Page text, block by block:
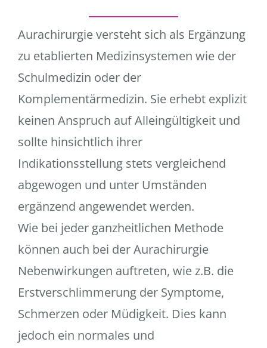
Aurachirurgie versteht sich als Ergänzung
zu etablierten Medizinsystemen wie der
Schulmedizin oder der
Komplementärmedizin. Sie erhebt explizit
keinen Anspruch auf Alleingültigkeit und
sollte hinsichtlich ihrer
Indikationsstellung stets vergleichend
abgewogen und unter Umständen
ergänzend angewendet werden.
Wie bei jeder ganzheitlichen Methode
können auch bei der Aurachirurgie
Nebenwirkungen auftreten, wie z.B. die
Erstverschlimmerung der Symptome,
Schmerzen oder Müdigkeit. Dies kann
jedoch ein normales und